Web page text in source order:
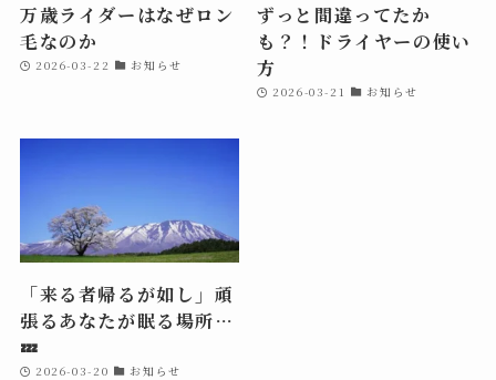
万歳ライダーはなぜロン
毛なのか
2026-03-22 お知らせ
ずっと間違ってたか
も？！ドライヤーの使い
方
2026-03-21 お知らせ
「来る者帰るが如し」頑
張るあなたが眠る場所…
💤
2026-03-20 お知らせ